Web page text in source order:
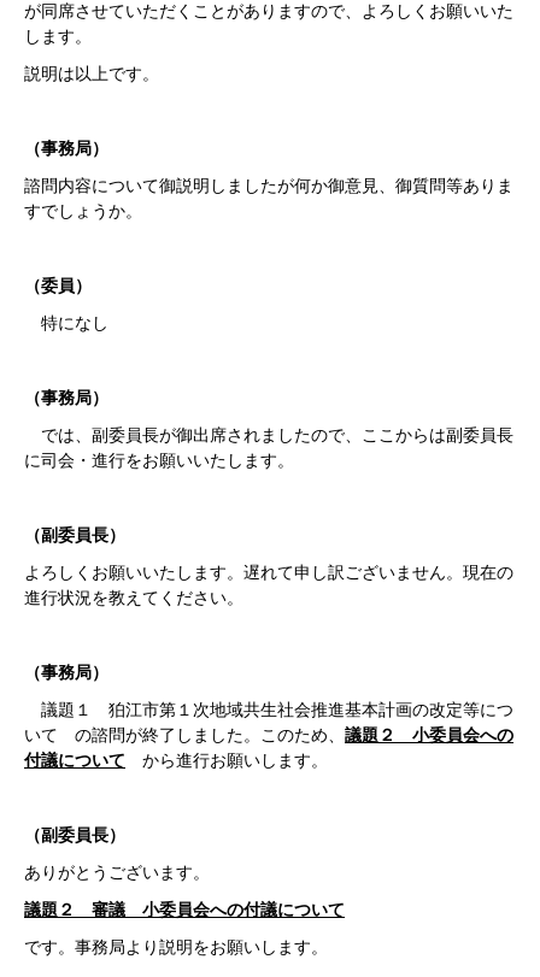
が同席させていただくことがありますので、よろしくお願いいた
します。
説明は以上です。
（事務局）
諮問内容について御説明しましたが何か御意見、御質問等ありま
すでしょうか。
（委員）
特になし
（事務局）
では、副委員長が御出席されましたので、ここからは副委員長
に司会・進行をお願いいたします。
（副委員長）
よろしくお願いいたします。遅れて申し訳ございません。現在の
進行状況を教えてください。
（事務局）
議題１ 狛江市第１次地域共生社会推進基本計画の改定等につ
いて の諮問が終了しました。このため、 議題２ 小委員会への
付議について から進行お願いします。
（副委員長）
ありがとうございます。
議題２ 審議 小委員会への付議について
です。事務局より説明をお願いします。